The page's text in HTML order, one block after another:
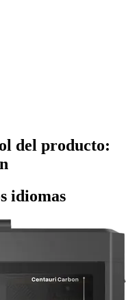
del producto:
idiomas